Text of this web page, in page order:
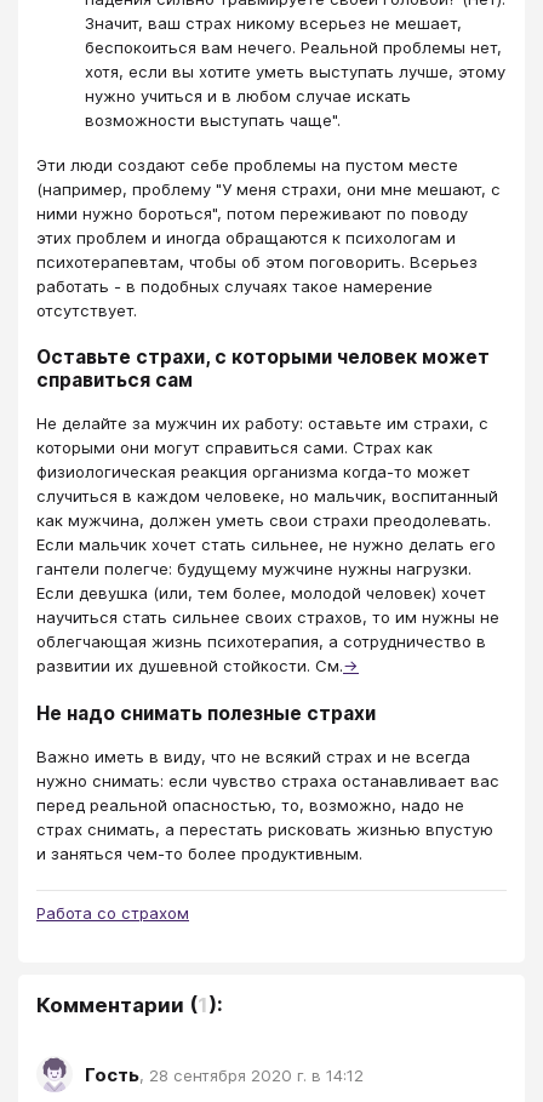
Значит, ваш страх никому всерьез не мешает,
беспокоиться вам нечего. Реальной проблемы нет,
хотя, если вы хотите уметь выступать лучше, этому
нужно учиться и в любом случае искать
возможности выступать чаще".
Эти люди создают себе проблемы на пустом месте
(например, проблему "У меня страхи, они мне мешают, с
ними нужно бороться", потом переживают по поводу
этих проблем и иногда обращаются к психологам и
психотерапевтам, чтобы об этом поговорить. Всерьез
работать - в подобных случаях такое намерение
отсутствует.
Оставьте страхи, с которыми человек может
справиться сам
Не делайте за мужчин их работу: оставьте им страхи, с
которыми они могут справиться сами. Страх как
физиологическая реакция организма когда-то может
случиться в каждом человеке, но мальчик, воспитанный
как мужчина, должен уметь свои страхи преодолевать.
Если мальчик хочет стать сильнее, не нужно делать его
гантели полегче: будущему мужчине нужны нагрузки.
Если девушка (или, тем более, молодой человек) хочет
научиться стать сильнее своих страхов, то им нужны не
облегчающая жизнь психотерапия, а сотрудничество в
развитии их душевной стойкости. См.→
Не надо снимать полезные страхи
Важно иметь в виду, что не всякий страх и не всегда
нужно снимать: если чувство страха останавливает вас
перед реальной опасностью, то, возможно, надо не
страх снимать, а перестать рисковать жизнью впустую
и заняться чем-то более продуктивным.
Работа со страхом
Комментарии (1):
Гость, 28 сентября 2020 г. в 14:12